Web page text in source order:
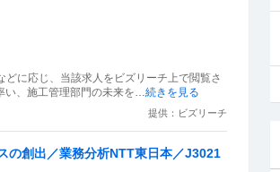
に応じ、当該求人をビズリーチ上で閲覧さ
、施工管理部門の未来を…続きを見る
提供：ビズリーチ
の創出／業務分析NTT東日本／J3021